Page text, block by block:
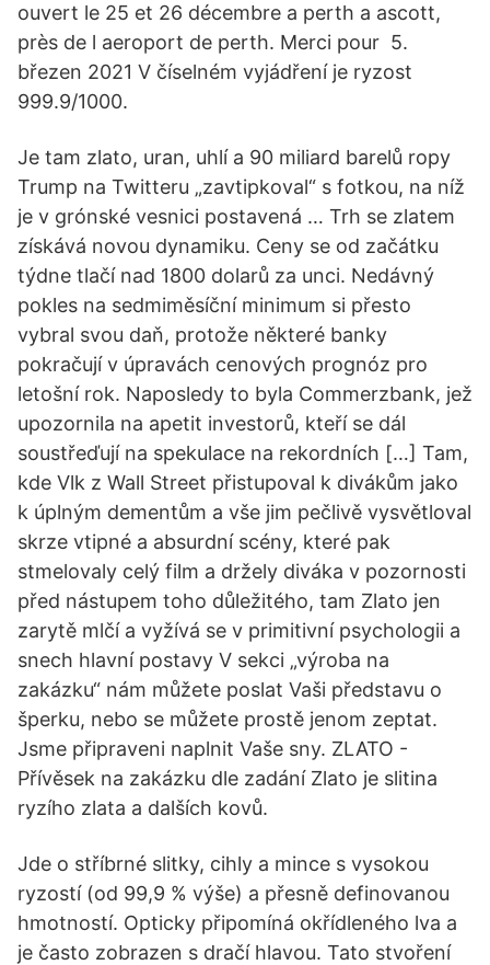
ouvert le 25 et 26 décembre a perth a ascott,
près de l aeroport de perth. Merci pour 5.
březen 2021 V číselném vyjádření je ryzost
999.9/1000.
Je tam zlato, uran, uhlí a 90 miliard barelů ropy
Trump na Twitteru „zavtipkoval“ s fotkou, na níž
je v grónské vesnici postavená … Trh se zlatem
získává novou dynamiku. Ceny se od začátku
týdne tlačí nad 1800 dolarů za unci. Nedávný
pokles na sedmiměsíční minimum si přesto
vybral svou daň, protože některé banky
pokračují v úpravách cenových prognóz pro
letošní rok. Naposledy to byla Commerzbank, jež
upozornila na apetit investorů, kteří se dál
soustřeďují na spekulace na rekordních […] Tam,
kde Vlk z Wall Street přistupoval k divákům jako
k úplným dementům a vše jim pečlivě vysvětloval
skrze vtipné a absurdní scény, které pak
stmelovaly celý film a držely diváka v pozornosti
před nástupem toho důležitého, tam Zlato jen
zarytě mlčí a vyžívá se v primitivní psychologii a
snech hlavní postavy V sekci „výroba na
zakázku“ nám můžete poslat Vaši představu o
šperku, nebo se můžete prostě jenom zeptat.
Jsme připraveni naplnit Vaše sny. ZLATO -
Přívěsek na zakázku dle zadání Zlato je slitina
ryzího zlata a dalších kovů.
Jde o stříbrné slitky, cihly a mince s vysokou
ryzostí (od 99,9 % výše) a přesně definovanou
hmotností. Opticky připomíná okřídleného lva a
je často zobrazen s dračí hlavou. Tato stvoření